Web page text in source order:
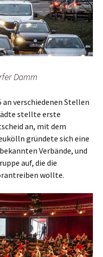
Damm
verschiedenen Stellen
stellte erste
an, mit dem
gründete sich eine
Verbände, und
auf, die die
wollte.